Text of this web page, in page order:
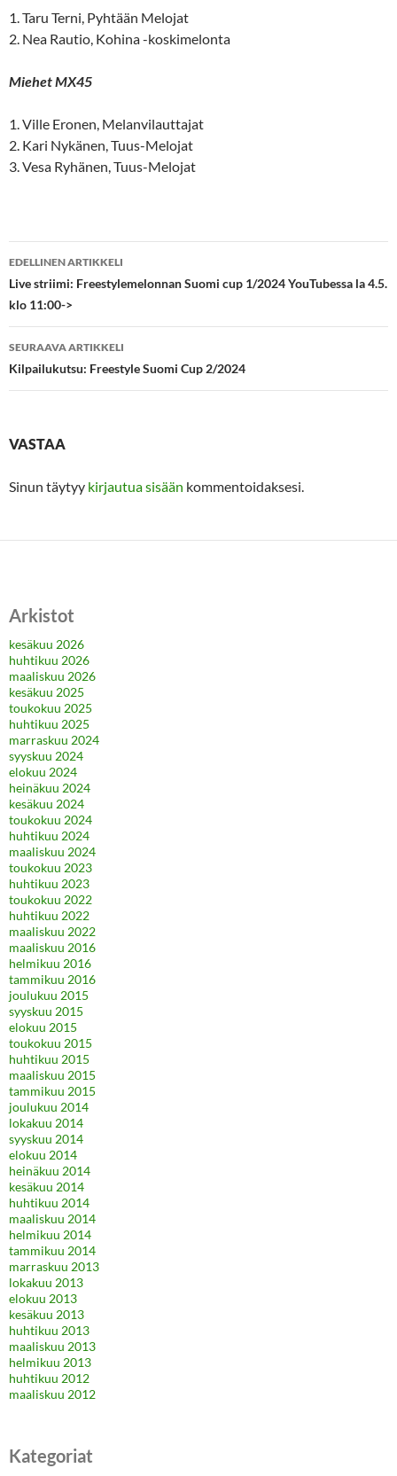
1. Taru Terni, Pyhtään Melojat
2. Nea Rautio, Kohina -koskimelonta
Miehet MX45
1. Ville Eronen, Melanvilauttajat
2. Kari Nykänen, Tuus-Melojat
3. Vesa Ryhänen, Tuus-Melojat
Artikkelien
selaus
EDELLINEN ARTIKKELI
Live striimi: Freestylemelonnan Suomi cup 1/2024 YouTubessa la 4.5.
klo 11:00->
SEURAAVA ARTIKKELI
Kilpailukutsu: Freestyle Suomi Cup 2/2024
VASTAA
Sinun täytyy kirjautua sisään kommentoidaksesi.
Arkistot
kesäkuu 2026
huhtikuu 2026
maaliskuu 2026
kesäkuu 2025
toukokuu 2025
huhtikuu 2025
marraskuu 2024
syyskuu 2024
elokuu 2024
heinäkuu 2024
kesäkuu 2024
toukokuu 2024
huhtikuu 2024
maaliskuu 2024
toukokuu 2023
huhtikuu 2023
toukokuu 2022
huhtikuu 2022
maaliskuu 2022
maaliskuu 2016
helmikuu 2016
tammikuu 2016
joulukuu 2015
syyskuu 2015
elokuu 2015
toukokuu 2015
huhtikuu 2015
maaliskuu 2015
tammikuu 2015
joulukuu 2014
lokakuu 2014
syyskuu 2014
elokuu 2014
heinäkuu 2014
kesäkuu 2014
huhtikuu 2014
maaliskuu 2014
helmikuu 2014
tammikuu 2014
marraskuu 2013
lokakuu 2013
elokuu 2013
kesäkuu 2013
huhtikuu 2013
maaliskuu 2013
helmikuu 2013
huhtikuu 2012
maaliskuu 2012
Kategoriat